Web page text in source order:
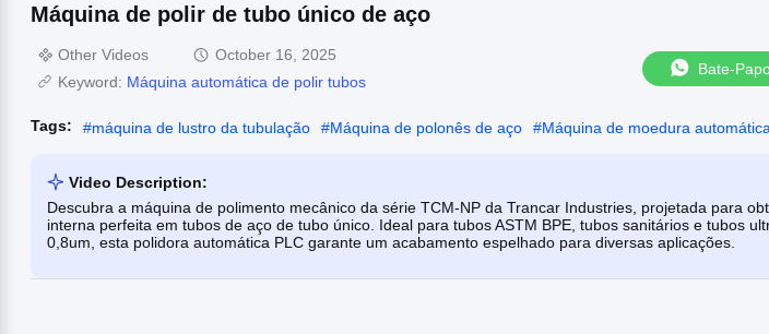
Máquina de polir de tubo único de aço
Other Videos
October 16, 2025
Keyword: Máquina automática de polir tubos
Bate-
Tags: #máquina de lustro da tubulação #Máquina de polonês de aço #Máquina de moedura automática
Video Description:
Descubra a máquina de polimento mecânico da série TCM-NP da Trancar Industries, projetada para
interna perfeita em tubos de aço de tubo único. Ideal para tubos ASTM BPE, tubos sanitários e tubos
0,8um, esta polidora automática PLC garante um acabamento espelhado para diversas aplicações.